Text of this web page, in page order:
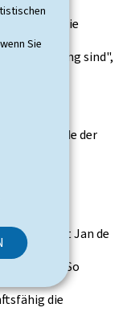
Sie
wie
Bedeutung sind",
Vorsitzende der
den
Aart Jan de
So
die